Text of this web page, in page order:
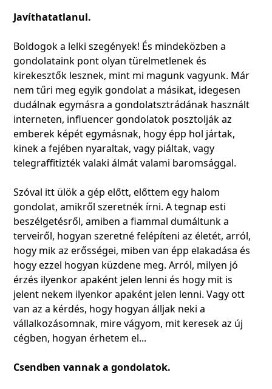
Javíthatatlanul.
Boldogok a lelki szegények! És mindeközben a
gondolataink pont olyan türelmetlenek és
kirekesztők lesznek, mint mi magunk vagyunk. Már
nem tűri meg egyik gondolat a másikat, idegesen
dudálnak egymásra a gondolatsztrádának használt
interneten, influencer gondolatok posztolják az
emberek képét egymásnak, hogy épp hol jártak,
kinek a fejében nyaraltak, vagy piáltak, vagy
telegraffitizték valaki álmát valami baromsággal.
Szóval itt ülök a gép előtt, előttem egy halom
gondolat, amikről szeretnék írni. A tegnap esti
beszélgetésről, amiben a fiammal dumáltunk a
terveiről, hogyan szeretné felépíteni az életét, arról,
hogy mik az erősségei, miben van épp elakadása és
hogy ezzel hogyan küzdene meg. Arról, milyen jó
érzés ilyenkor apaként jelen lenni és hogy mit is
jelent nekem ilyenkor apaként jelen lenni. Vagy ott
van az a kérdés, hogy hogyan álljak neki a
vállalkozásomnak, mire vágyom, mit keresek az új
cégben, hogyan érhetem el...
Csendben vannak a gondolatok.